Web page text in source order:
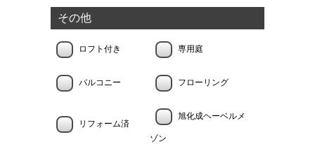
その他
ロフト付き 専用庭
バルコニー フローリング
リフォーム済
旭化成ヘーベルメ
ゾン